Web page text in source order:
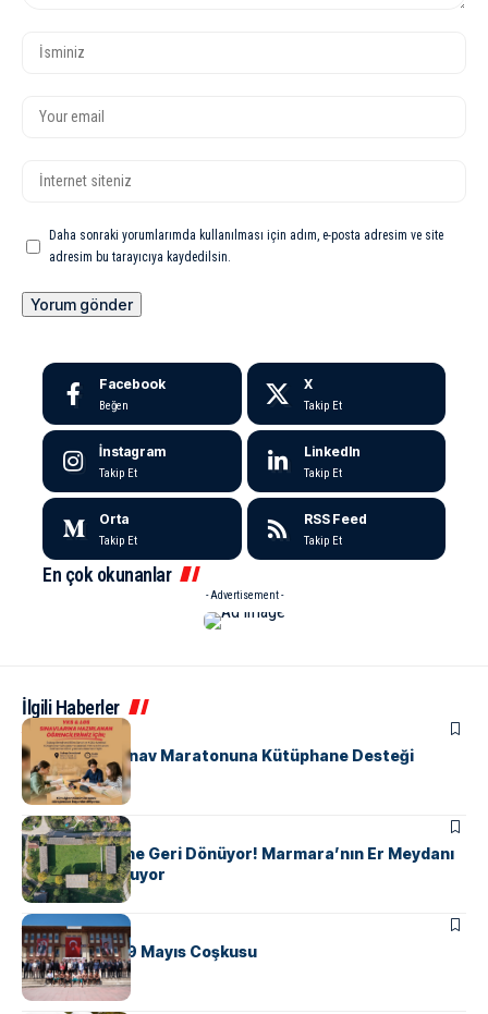
Daha sonraki yorumlarımda kullanılması için adım, e-posta adresim ve site
adresim bu tarayıcıya kaydedilsin.
Facebook
Beğen
X
Takip Et
İnstagram
Takip Et
LinkedIn
Takip Et
Orta
Takip Et
RSS Feed
Takip Et
En çok okunanlar
- Advertisement -
İlgili Haberler
ALTINOVAEĞITIM
Subaşı’nda Sınav Maratonuna Kütüphane Desteği
ALTINOVA
116 Yıllık Efsane Geri Dönüyor! Marmara’nın Er Meydanı
Yeniden Kuruluyor
ALTINOVA
Altonova’da 19 Mayıs Coşkusu